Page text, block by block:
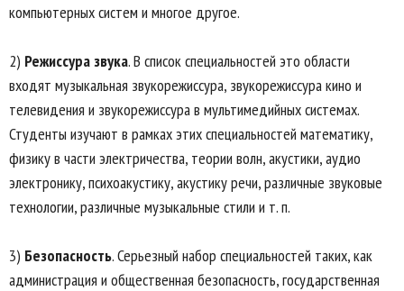
компьютерных систем и многое другое.
2) Режиссура звука. В список специальностей это области
входят музыкальная звукорежиссура, звукорежиссура кино и
телевидения и звукорежиссура в мультимедийных системах.
Студенты изучают в рамках этих специальностей математику,
физику в части электричества, теории волн, акустики, аудио
электронику, психоакустику, акустику речи, различные звуковые
технологии, различные музыкальные стили и т. п.
3) Безопасность. Серьезный набор специальностей таких, как
администрация и общественная безопасность, государственная